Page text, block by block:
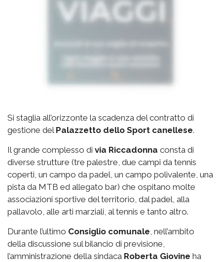
Si staglia all’orizzonte la scadenza del contratto di
gestione del Palazzetto dello Sport canellese.
Il grande complesso di via Riccadonna consta di
diverse strutture (tre palestre, due campi da tennis
coperti, un campo da padel, un campo polivalente, una
pista da MTB ed allegato bar) che ospitano molte
associazioni sportive del territorio, dal padel, alla
pallavolo, alle arti marziali, al tennis e tanto altro.
Durante l’ultimo Consiglio comunale, nell’ambito
della discussione sul bilancio di previsione,
l’amministrazione della sindaca Roberta Giovine ha